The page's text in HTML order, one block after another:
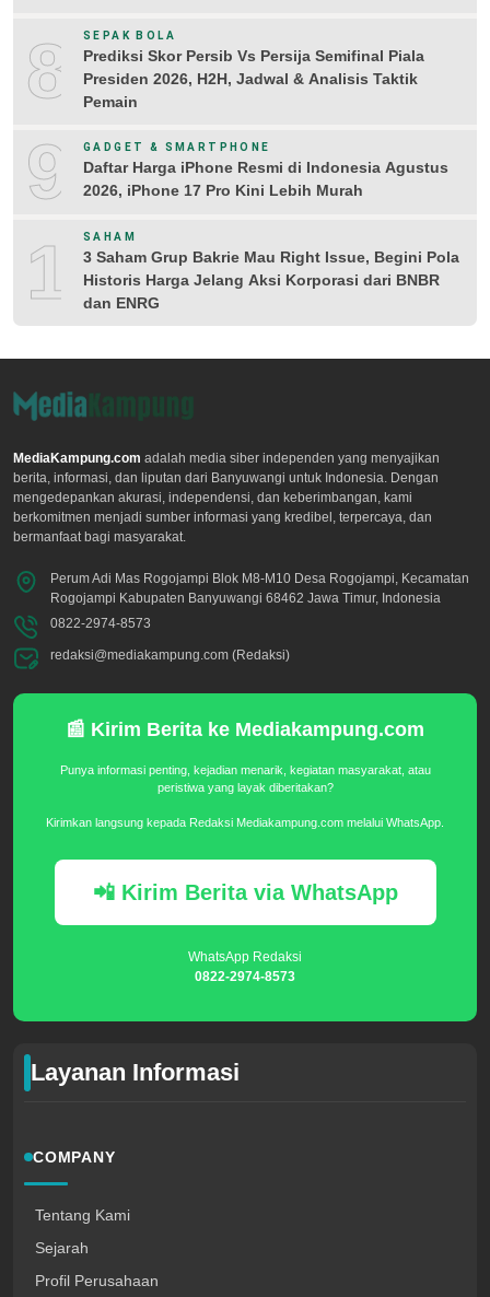
8
SEPAK BOLA
Prediksi Skor Persib Vs Persija Semifinal Piala
Presiden 2026, H2H, Jadwal & Analisis Taktik
Pemain
9 GADGET & SMARTPHONE
Daftar Harga iPhone Resmi di Indonesia Agustus
2026, iPhone 17 Pro Kini Lebih Murah
10
SAHAM
3 Saham Grup Bakrie Mau Right Issue, Begini Pola
Historis Harga Jelang Aksi Korporasi dari BNBR
dan ENRG
MediaKampung.com adalah media siber independen yang menyajikan
berita, informasi, dan liputan dari Banyuwangi untuk Indonesia. Dengan
mengedepankan akurasi, independensi, dan keberimbangan, kami
berkomitmen menjadi sumber informasi yang kredibel, terpercaya, dan
bermanfaat bagi masyarakat.
Perum Adi Mas Rogojampi Blok M8-M10 Desa Rogojampi, Kecamatan
Rogojampi Kabupaten Banyuwangi 68462 Jawa Timur, Indonesia
0822-2974-8573
redaksi@mediakampung.com (Redaksi)
📰 Kirim Berita ke Mediakampung.com
Punya informasi penting, kejadian menarik, kegiatan masyarakat, atau
peristiwa yang layak diberitakan?
Kirimkan langsung kepada Redaksi Mediakampung.com melalui WhatsApp.
📲 Kirim Berita via WhatsApp
WhatsApp Redaksi
0822-2974-8573
Layanan Informasi
COMPANY
Tentang Kami
Sejarah
Profil Perusahaan